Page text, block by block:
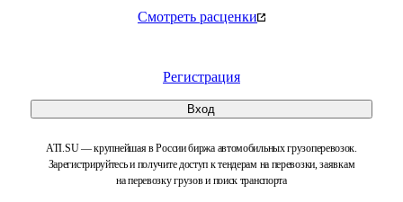
Смотреть расценки
Регистрация
Вход
ATI.SU — крупнейшая в России биржа автомобильных грузоперевозок.
Зарегистрируйтесь и получите доступ к тендерам на перевозки, заявкам
на перевозку грузов и поиск транспорта